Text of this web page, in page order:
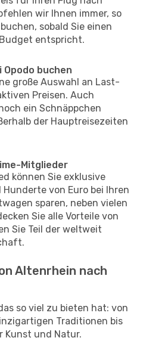
wir Ihnen immer, so
sobald Sie einen
entspricht.
buchen
große Auswahl an Last-
Preisen. Auch
ein Schnäppchen
der Hauptreisezeiten
Mitglieder
können Sie exklusive
von Euro bei Ihren
sparen, neben vielen
Sie alle Vorteile von
Sie Teil der weltweit
Altenrhein nach
so viel zu bieten hat: von
Traditionen bis
Kunst und Natur.